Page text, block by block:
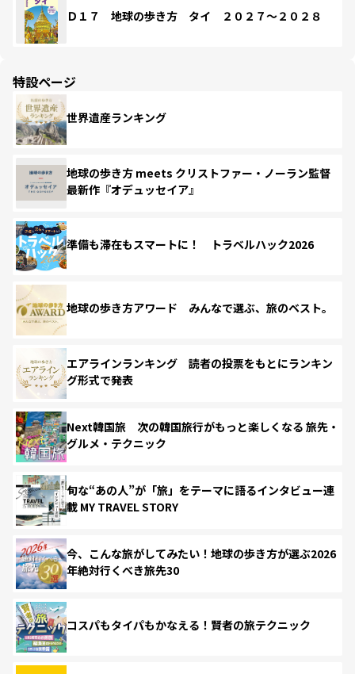
Ｄ１７ 地球の歩き方 タイ ２０２７～２０２８
特設ページ
世界遺産ランキング
地球の歩き方 meets クリストファー・ノーラン監督
最新作『オデュッセイア』
準備も滞在もスマートに！ トラベルハック2026
地球の歩き方アワード みんなで選ぶ、旅のベスト。
エアラインランキング 読者の投票をもとにランキン
グ形式で発表
Next韓国旅 次の韓国旅行がもっと楽しくなる 旅先・
グルメ・テクニック
旬な“あの人”が「旅」をテーマに語るインタビュー連
載 MY TRAVEL STORY
今、こんな旅がしてみたい！地球の歩き方が選ぶ2026
年絶対行くべき旅先30
コスパもタイパもかなえる！賢者の旅テクニック